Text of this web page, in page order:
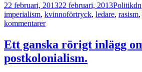
Postat
22 februari, 201322 februari, 2013Politikdn
imperialism, kvinnoförtryck, ledare, rasism,
kommentarertill
är
det
oss
Ett ganska rörigt inlägg
postkolonialism.